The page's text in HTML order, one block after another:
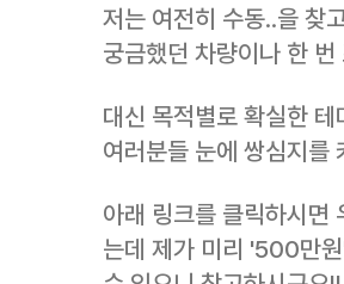
저는 여전히 수동..을 찾
궁금했던 차량이나 한
대신 목적별로 확실한
여러분들 눈에 쌍심지를
아래 링크를 클릭하시면
는데 제가 미리 '500만